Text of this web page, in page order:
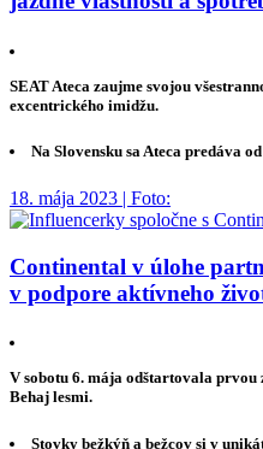
SEAT Ateca zaujme svojou
excentrického imidžu.
Na Slovensku sa Ateca predáva
18. mája 2023 | Foto:
Continental v úlohe
v podpore aktívneho
V sobotu 6. mája odštartovala prvou
Behaj lesmi.
Stovky bežkýň a bežcov si v